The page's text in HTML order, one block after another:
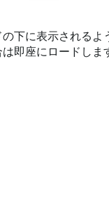
の下に表示されるよ
即座にロードしま